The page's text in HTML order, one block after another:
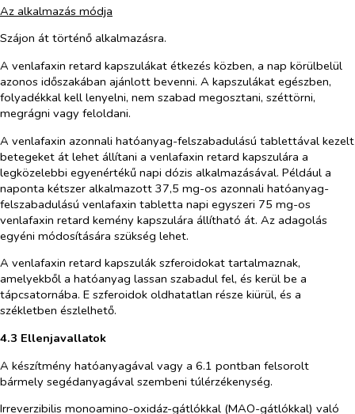
Az alkalmazás módja
Szájon át történő alkalmazásra.
A venlafaxin retard kapszulákat étkezés közben, a nap körülbelül
azonos időszakában ajánlott bevenni. A kapszulákat egészben,
folyadékkal kell lenyelni, nem szabad megosztani, széttörni,
megrágni vagy feloldani.
A venlafaxin azonnali hatóanyag-felszabadulású tablettával kezelt
betegeket át lehet állítani a venlafaxin retard kapszulára a
legközelebbi egyenértékű napi dózis alkalmazásával. Például a
naponta kétszer alkalmazott 37,5 mg-os azonnali hatóanyag-
felszabadulású venlafaxin tabletta napi egyszeri 75 mg-os
venlafaxin retard kemény kapszulára állítható át. Az adagolás
egyéni módosítására szükség lehet.
A venlafaxin retard kapszulák szferoidokat tartalmaznak,
amelyekből a hatóanyag lassan szabadul fel, és kerül be a
tápcsatornába. E szferoidok oldhatatlan része kiürül, és a
székletben észlelhető.
4.3 Ellenjavallatok
A készítmény hatóanyagával vagy a 6.1 pontban felsorolt
bármely segédanyagával szembeni túlérzékenység.
Irreverzibilis monoamino-oxidáz-gátlókkal (MAO-gátlókkal) való